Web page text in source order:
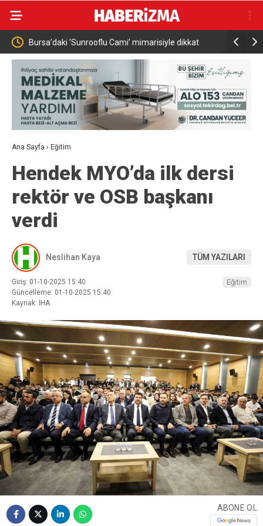
dikkat Bahçeli, MHP İl Başkanı’nın oğlu Enes Doğan’ın
düğününe katıldı
Ana Sayfa › Eğitim
Hendek MYO’da ilk dersi
rektör ve OSB başkanı
verdi
Neslihan Kaya TÜM YAZILARI
Giriş: 01-10-2025 15:40
Güncelleme: 01-10-2025 15:40
Kaynak: İHA
Eğitim
ABONE OL